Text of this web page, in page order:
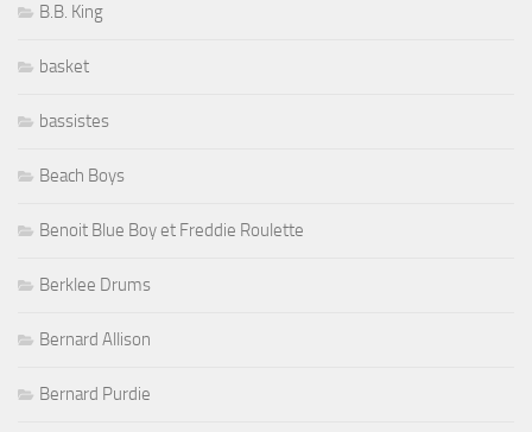
B.B. King
basket
bassistes
Beach Boys
Benoit Blue Boy et Freddie Roulette
Berklee Drums
Bernard Allison
Bernard Purdie